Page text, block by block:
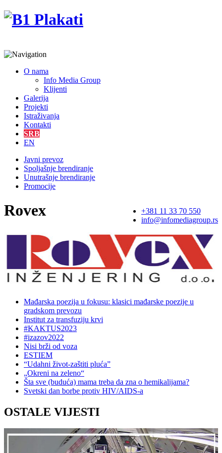
O nama
Info Media Group
Klijenti
Galerija
Projekti
Istraživanja
Kontakti
SRB
EN
Javni prevoz
Spoljašnje brendiranje
Unutrašnje brendiranje
Promocije
+381 11 33 70 550
info@infomediagroup.rs
Rovex
Mađarska poezija u fokusu: klasici mađarske poezije u
gradskom prevozu
Institut za transfuziju krvi
#KAKTUS2023
#izazov2022
Nisi brži od voza
ESTIEM
“Udahni život-zaštiti pluća”
„Okreni na zeleno“
Šta sve (buduća) mama treba da zna o hemikalijama?
Svetski dan borbe protiv HIV/AIDS-a
OSTALE VIJESTI